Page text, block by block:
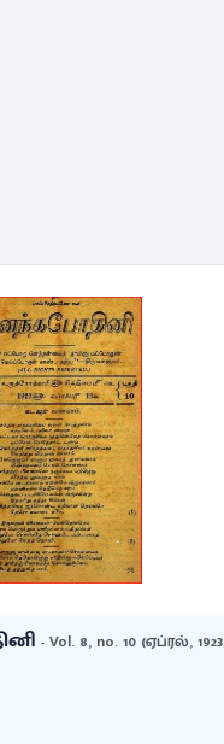
- Vol. 8, no. 10 (ஏப்ரல், 1923)